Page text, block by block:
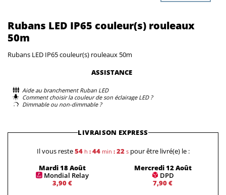
Rubans LED IP65 couleur(s) rouleaux
50m
Rubans LED IP65 couleur(s) rouleaux 50m
ASSISTANCE
Aide au branchement Ruban LED
Comment choisir la couleur de son éclairage LED ?
Dimmable ou non-dimmable ?
LIVRAISON EXPRESS
Il vous reste54h : 44min : 22s pour être livré(e) le :
Mardi 18 Août
Mondial Relay
3,90 €
Mercredi 12 Août
DPD
7,90 €